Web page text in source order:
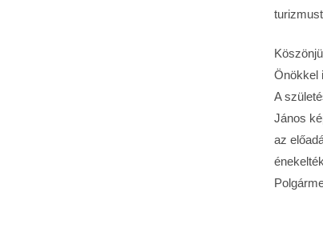
Önökkel
A
János
az